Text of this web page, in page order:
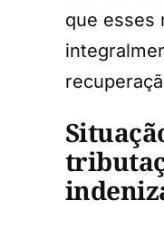
que esses